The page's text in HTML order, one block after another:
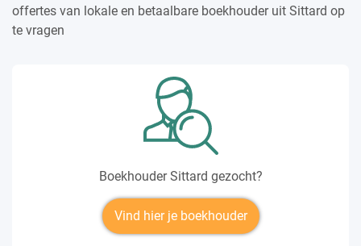
offertes van lokale en betaalbare boekhouder uit Sittard op
te vragen
Boekhouder Sittard gezocht?
Vind hier je boekhouder